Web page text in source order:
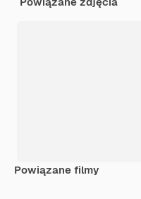
Powiązane filmy